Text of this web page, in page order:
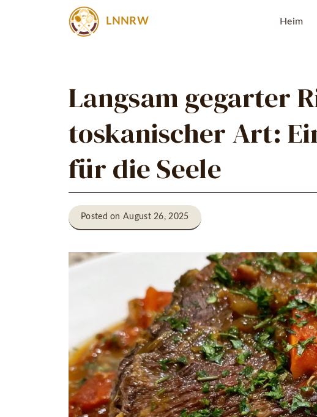
LNNRW Heim
Langsam gegarter
toskanischer Art:
für die Seele
Posted on August 26, 2025